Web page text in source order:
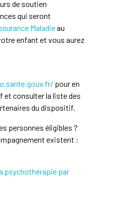
de soutien
qui seront
Maladieau
enfant et vous aurez
pour en
et consulter la liste des
du dispositif.
personnes éligibles ?
existent :
psychothérapie par